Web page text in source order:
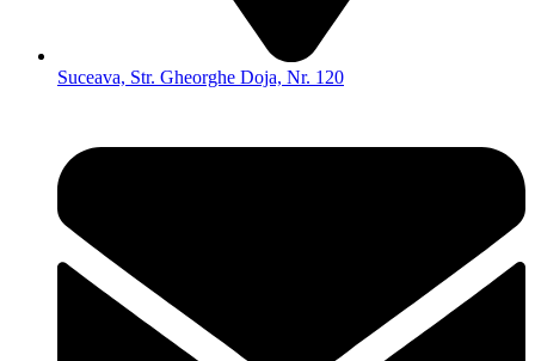
Suceava, Str. Gheorghe Doja, Nr. 120